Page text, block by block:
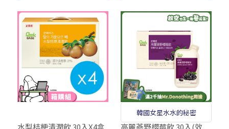
水梨桔梗清潤飲 30入X4盒
韓國女星水水的秘密
高麗蔘野櫻莓飲 30入(效